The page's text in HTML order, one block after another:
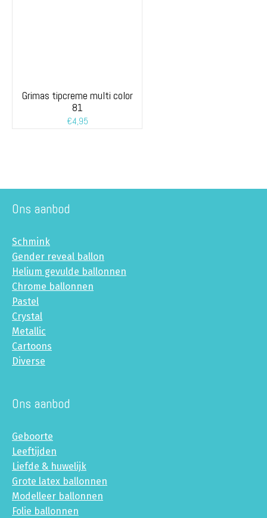
Grimas tipcreme multi color
81
€4,95
Ons aanbod
Schmink
Gender reveal ballon
Helium gevulde ballonnen
Chrome ballonnen
Pastel
Crystal
Metallic
Cartoons
Diverse
Ons aanbod
Geboorte
Leeftijden
Liefde & huwelijk
Grote latex ballonnen
Modelleer ballonnen
Folie ballonnen